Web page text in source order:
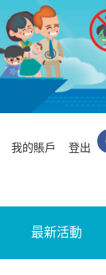
我的賬戶 登出
最新活動